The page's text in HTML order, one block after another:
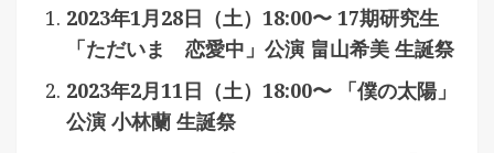
2023年1月28日（土）18:00〜 17期研究生
「ただいま 恋愛中」公演 畠山希美 生誕祭
2023年2月11日（土）18:00〜 「僕の太陽」
公演 小林蘭 生誕祭